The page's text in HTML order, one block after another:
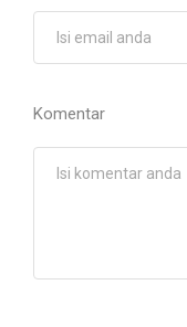
Komentar